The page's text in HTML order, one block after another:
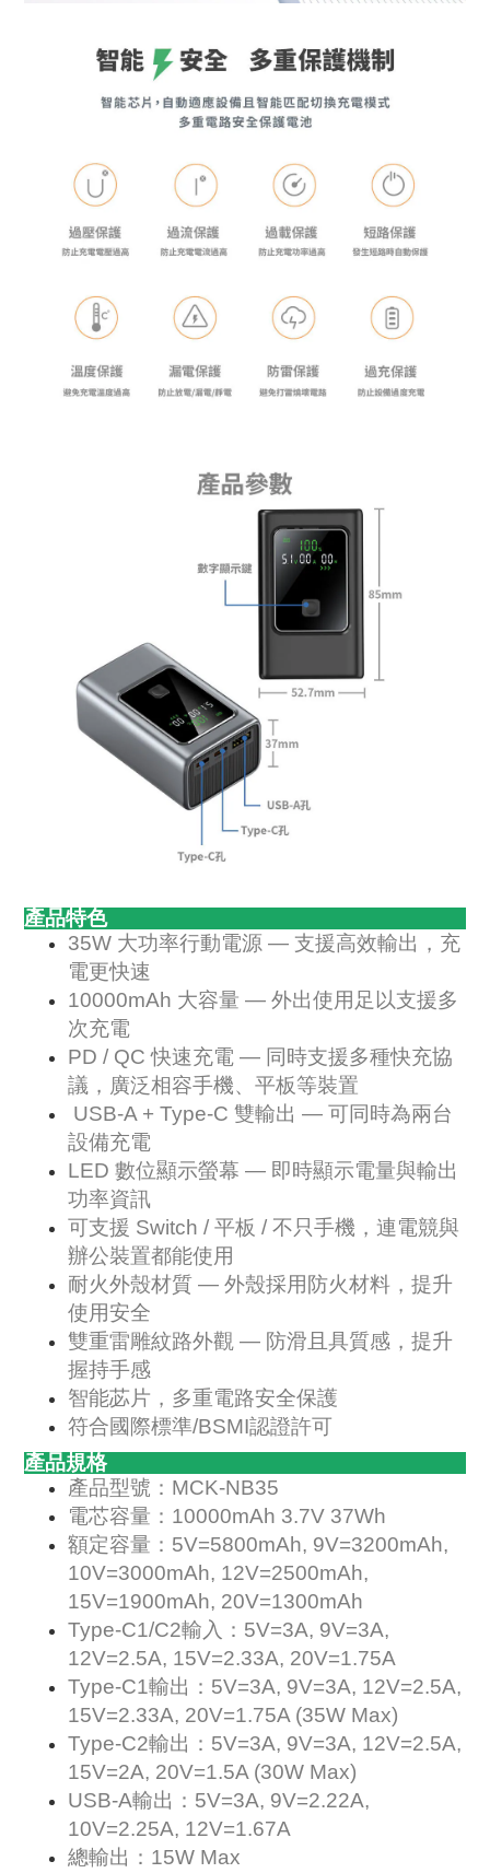
產品特色
35W 大功率行動電源 — 支援高效輸出，充
電更快速
10000mAh 大容量 — 外出使用足以支援多
次充電
PD / QC 快速充電 — 同時支援多種快充協
議，廣泛相容手機、平板等裝置
USB-A + Type-C 雙輸出 — 可同時為兩台
設備充電
LED 數位顯示螢幕 — 即時顯示電量與輸出
功率資訊
可支援 Switch / 平板 / 不只手機，連電競與
辦公裝置都能使用
耐火外殼材質 — 外殼採用防火材料，提升
使用安全
雙重雷雕紋路外觀 — 防滑且具質感，提升
握持手感
智能苾片，多重電路安全保護
符合國際標準/BSMI認證許可
產品規格
產品型號：MCK-NB35
電芯容量：10000mAh 3.7V 37Wh
額定容量：5V=5800mAh, 9V=3200mAh,
10V=3000mAh, 12V=2500mAh,
15V=1900mAh, 20V=1300mAh
Type-C1/C2輸入：5V=3A, 9V=3A,
12V=2.5A, 15V=2.33A, 20V=1.75A
Type-C1輸出：5V=3A, 9V=3A, 12V=2.5A,
15V=2.33A, 20V=1.75A (35W Max)
Type-C2輸出：5V=3A, 9V=3A, 12V=2.5A,
15V=2A, 20V=1.5A (30W Max)
USB-A輸出：5V=3A, 9V=2.22A,
10V=2.25A, 12V=1.67A
總輸出：15W Max